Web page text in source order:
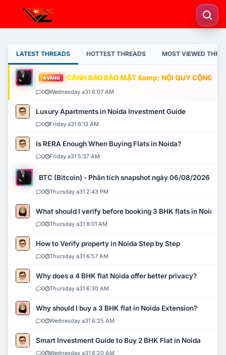
LATEST THREADS HOTTEST THREADS MOST VIEWED
VÀNG CẢNH BÁO BẢO MẬT &amp; NỘI QUY CỘNG
0 Wednesday a31 6:07 AM
Luxury Apartments in Noida Investment Guide
0 Friday a31 6:13 AM
Is RERA Enough When Buying Flats in Noida?
0 Friday a31 5:37 AM
BTC (Bitcoin) - Phân tích snapshot ngày 06/08/2026
0 Thursday a31 2:43 PM
What should I verify before booking 3 BHK flats in Noida?
0 Thursday a31 8:01 AM
How to Verify property in Noida Step by Step
0 Thursday a31 6:57 AM
Why does a 4 BHK flat Noida offer better privacy?
0 Thursday a31 6:30 AM
Why should I buy a 3 BHK flat in Noida Extension?
0 Wednesday a31 6:25 AM
Smart Investment Guide to Buy 2 BHK Flat in Noida
0 Wednesday a31 6:20 AM